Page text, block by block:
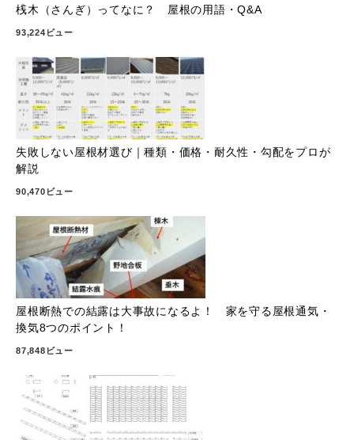
桟木（さんぎ）ってなに？ 屋根の用語・Q&A
93,224ビュー
失敗しない屋根材選び｜種類・価格・耐久性・勾配をプロが
解説
90,470ビュー
屋根断熱での結露は大事故になるよ！ 家を守る屋根通気・
換気8つのポイント！
87,848ビュー